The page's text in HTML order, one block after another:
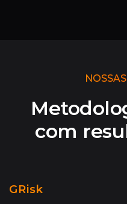
com
GRisk